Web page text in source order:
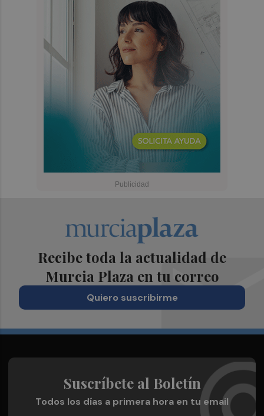
Recibe toda la actualidad de
Murcia Plaza en tu correo
Quiero suscribirme
Suscríbete al Boletín
Todos los días a primera hora en tu email